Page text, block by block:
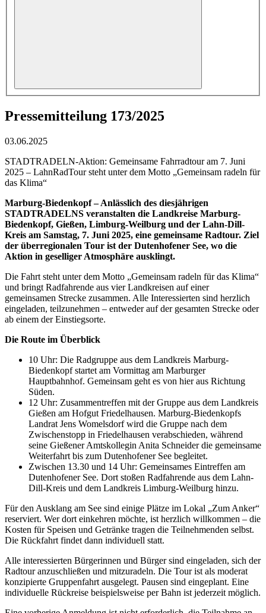
Pressemitteilung 173/2025
03.06.2025
STADTRADELN-Aktion: Gemeinsame Fahrradtour am 7. Juni
2025 – LahnRadTour steht unter dem Motto „Gemeinsam radeln für
das Klima“
Marburg-Biedenkopf – Anlässlich des diesjährigen
STADTRADELNS veranstalten die Landkreise Marburg-
Biedenkopf, Gießen, Limburg-Weilburg und der Lahn-Dill-
Kreis am Samstag, 7. Juni 2025, eine gemeinsame Radtour. Ziel
der überregionalen Tour ist der Dutenhofener See, wo die
Aktion in geselliger Atmosphäre ausklingt.
Die Fahrt steht unter dem Motto „Gemeinsam radeln für das Klima“
und bringt Radfahrende aus vier Landkreisen auf einer
gemeinsamen Strecke zusammen. Alle Interessierten sind herzlich
eingeladen, teilzunehmen – entweder auf der gesamten Strecke oder
ab einem der Einstiegsorte.
Die Route im Überblick
10 Uhr: Die Radgruppe aus dem Landkreis Marburg-
Biedenkopf startet am Vormittag am Marburger
Hauptbahnhof. Gemeinsam geht es von hier aus Richtung
Süden.
12 Uhr: Zusammentreffen mit der Gruppe aus dem Landkreis
Gießen am Hofgut Friedelhausen. Marburg-Biedenkopfs
Landrat Jens Womelsdorf wird die Gruppe nach dem
Zwischenstopp in Friedelhausen verabschieden, während
seine Gießener Amtskollegin Anita Schneider die gemeinsame
Weiterfahrt bis zum Dutenhofener See begleitet.
Zwischen 13.30 und 14 Uhr: Gemeinsames Eintreffen am
Dutenhofener See. Dort stoßen Radfahrende aus dem Lahn-
Dill-Kreis und dem Landkreis Limburg-Weilburg hinzu.
Für den Ausklang am See sind einige Plätze im Lokal „Zum Anker“
reserviert. Wer dort einkehren möchte, ist herzlich willkommen – die
Kosten für Speisen und Getränke tragen die Teilnehmenden selbst.
Die Rückfahrt findet dann individuell statt.
Alle interessierten Bürgerinnen und Bürger sind eingeladen, sich der
Radtour anzuschließen und mitzuradeln. Die Tour ist als moderat
konzipierte Gruppenfahrt ausgelegt. Pausen sind eingeplant. Eine
individuelle Rückreise beispielsweise per Bahn ist jederzeit möglich.